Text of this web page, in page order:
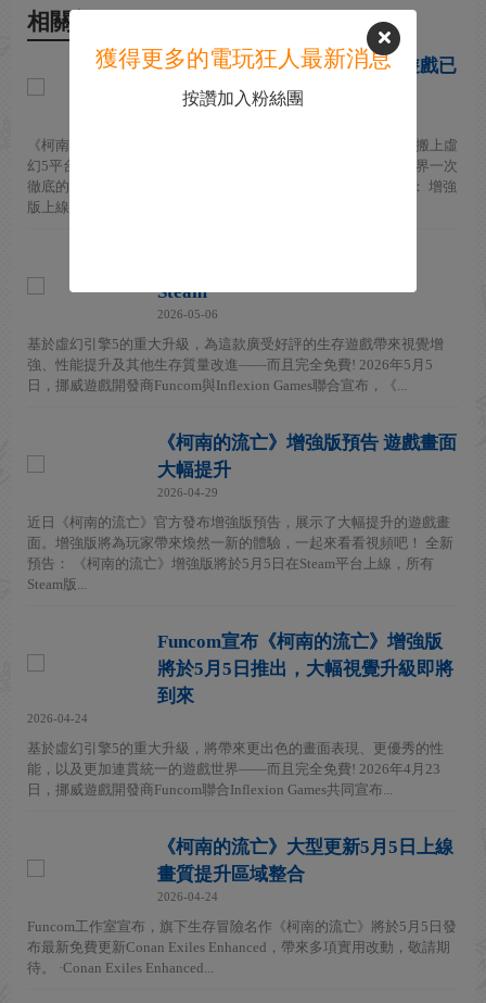
相關新聞
《柯南的流亡：增強版》上線 遊戲已
改換虛幻5引擎
《柯南的流亡：增強版》已在Steam上線。此次升級將整個遊戲搬上虛
幻5平台，整合了長達八年的發售後追加內容，並賦予柯南的世界一次
徹底的視覺煥新。官方還發布視頻，一起來看看吧！ 視頻欣賞： 增強
版上線後...
Steam
2026-05-06
基於虛幻引擎5的重大升級，為這款廣受好評的生存遊戲帶來視覺增
強、性能提升及其他生存質量改進——而且完全免費! 2026年5月5
日，挪威遊戲開發商Funcom與Inflexion Games聯合宣布，《...
《柯南的流亡》增強版預告 遊戲畫面
大幅提升
2026-04-29
近日《柯南的流亡》官方發布增強版預告，展示了大幅提升的遊戲畫
面。增強版將為玩家帶來煥然一新的體驗，一起來看看視頻吧！ 全新
預告： 《柯南的流亡》增強版將於5月5日在Steam平台上線，所有
Steam版...
Funcom宣布《柯南的流亡》增強版
將於5月5日推出，大幅視覺升級即將
到來
2026-04-24
基於虛幻引擎5的重大升級，將帶來更出色的畫面表現、更優秀的性
能，以及更加連貫統一的遊戲世界——而且完全免費! 2026年4月23
日，挪威遊戲開發商Funcom聯合Inflexion Games共同宣布...
《柯南的流亡》大型更新5月5日上線
畫質提升區域整合
2026-04-24
Funcom工作室宣布，旗下生存冒險名作《柯南的流亡》將於5月5日發
布最新免費更新Conan Exiles Enhanced，帶來多項實用改動，敬請期
待。 ·Conan Exiles Enhanced...
獲得更多的電玩狂人最新消息
按讚加入粉絲團